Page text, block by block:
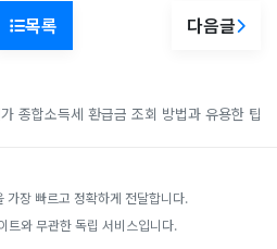
목록 다음글
종합소득세 환급금 조회 방법과 유용한 팁
가장 빠르고 정확하게 전달합니다.
트와 무관한 독립 서비스입니다.